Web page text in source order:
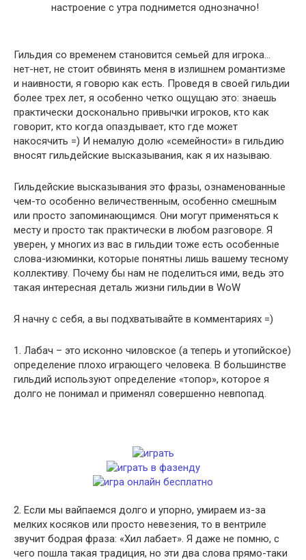
настроение с утра поднимется однозначно!
Гильдия со временем становится семьей для игрока…
нет-нет, не стоит обвинять меня в излишнем романтизме
и наивности, я говорю как есть. Проведя в своей гильдии
более трех лет, я особенно четко ощущаю это: знаешь
практически досконально привычки игроков, кто как
говорит, кто когда опаздывает, кто где может
накосячить =) И немалую долю «семейности» в гильдию
вносят гильдейские высказывания, как я их называю.
Гильдейские высказывания это фразы, ознаменованные
чем-то особенно величественным, особенно смешным
или просто запоминающимся. Они могут применяться к
месту и просто так практически в любом разговоре. Я
уверен, у многих из вас в гильдии тоже есть особенные
слова-изюминки, которые понятны лишь вашему тесному
коллективу. Почему бы нам не поделиться ими, ведь это
такая интересная деталь жизни гильдии в WoW
Я начну с себя, а вы подхватывайте в комментариях =)
1. Лабач – это исконно чиловское (а теперь и утопийское)
определение плохо играющего человека. В большинстве
гильдий используют определение «топор», которое я
долго не понимал и применял совершенно невпопад.
2. Если мы вайпаемся долго и упорно, умираем из-за
мелких косяков или просто невезения, то в вентриле
звучит бодрая фраза: «Хил лабает». Я даже не помню, с
чего пошла такая традиция, но эти два слова прямо-таки